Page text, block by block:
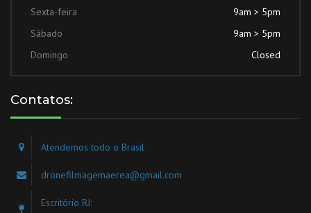
Sexta-feira
9am > 5pm
Sábado
9am > 5pm
Domingo
Closed
Contatos:
Atendemos todo o Brasil
dronefilmagemaerea@gmail.com
Escritório RJ: